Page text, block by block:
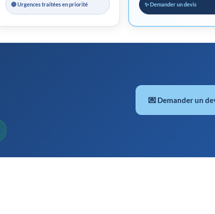
🔴 Urgences traitées en priorité ✨ Demander un devis
💌 Demander un